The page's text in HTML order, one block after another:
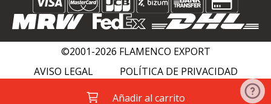
Añadir al carrito
©2001-2026 FLAMENCO EXPORT
AVISO LEGAL
POLÍTICA DE PRIVACIDAD
POLÍTICA DE COOKIES
FLAMENCO WIKI